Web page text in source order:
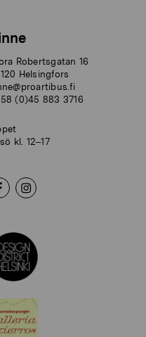
Robertsgatan 16
Helsingfors
(0)45 883 3716
kl. 12–17